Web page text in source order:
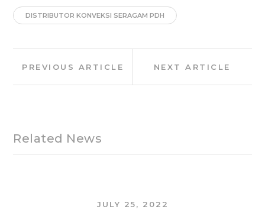
DISTRIBUTOR KONVEKSI SERAGAM PDH
navigation
PREVIOUS ARTICLE NEXT ARTICLE
Related News
JULY 25, 2022